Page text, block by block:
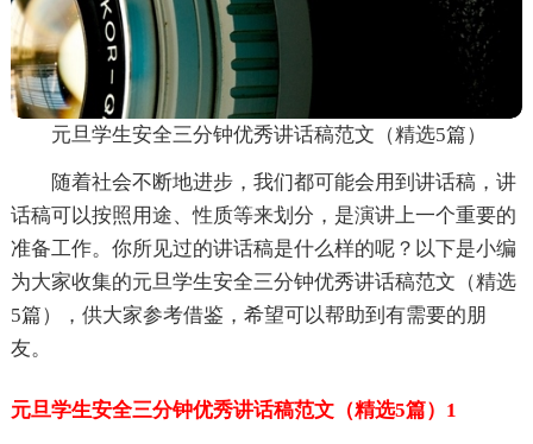
元旦学生安全三分钟优秀讲话稿范文（精选5篇）
随着社会不断地进步，我们都可能会用到讲话稿，讲
话稿可以按照用途、性质等来划分，是演讲上一个重要的
准备工作。你所见过的讲话稿是什么样的呢？以下是小编
为大家收集的元旦学生安全三分钟优秀讲话稿范文（精选
5篇），供大家参考借鉴，希望可以帮助到有需要的朋
友。
元旦学生安全三分钟优秀讲话稿范文（精选5篇）1